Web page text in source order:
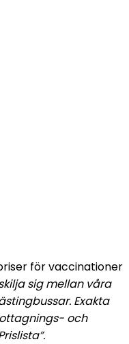
för vaccinationer
sig mellan våra
Exakta
och